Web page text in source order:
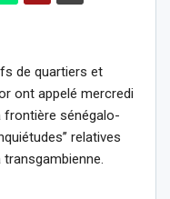
de quartiers et
ont appelé mercredi
frontière sénégalo-
relatives